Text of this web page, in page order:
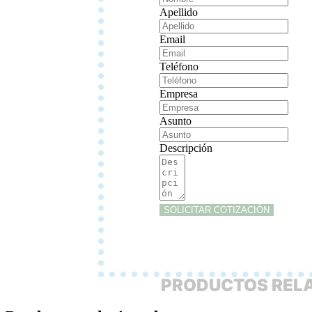
Apellido
Email
Teléfono
Empresa
Asunto
Descripción
SOLICITAR COTIZACIÓN
PRODUCTOS